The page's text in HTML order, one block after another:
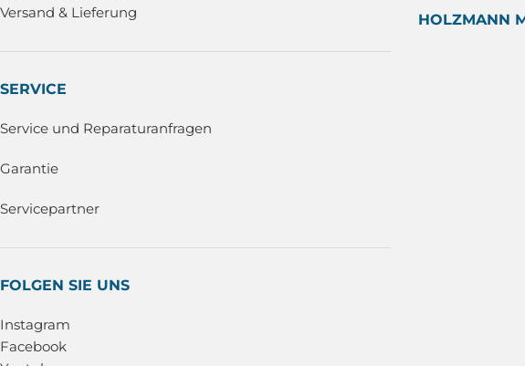
Versand & Lieferung
SERVICE
Service und Reparaturanfragen
Garantie
Servicepartner
FOLGEN SIE UNS
Instagram
Facebook
HOLZMANN